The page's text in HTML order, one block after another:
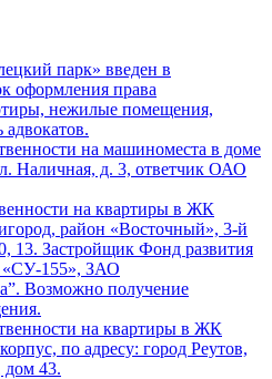
парк» введен в
оформления права
нежилые помещения,
на машиноместа в доме
Наличная, д. 3, ответчик ОАО
на квартиры в ЖК
район «Восточный», 3-й
13. Застройщик Фонд развития
«СУ-155», ЗАО
Возможно получение
на квартиры в ЖК
по адресу: город Реутов,
дом 43.